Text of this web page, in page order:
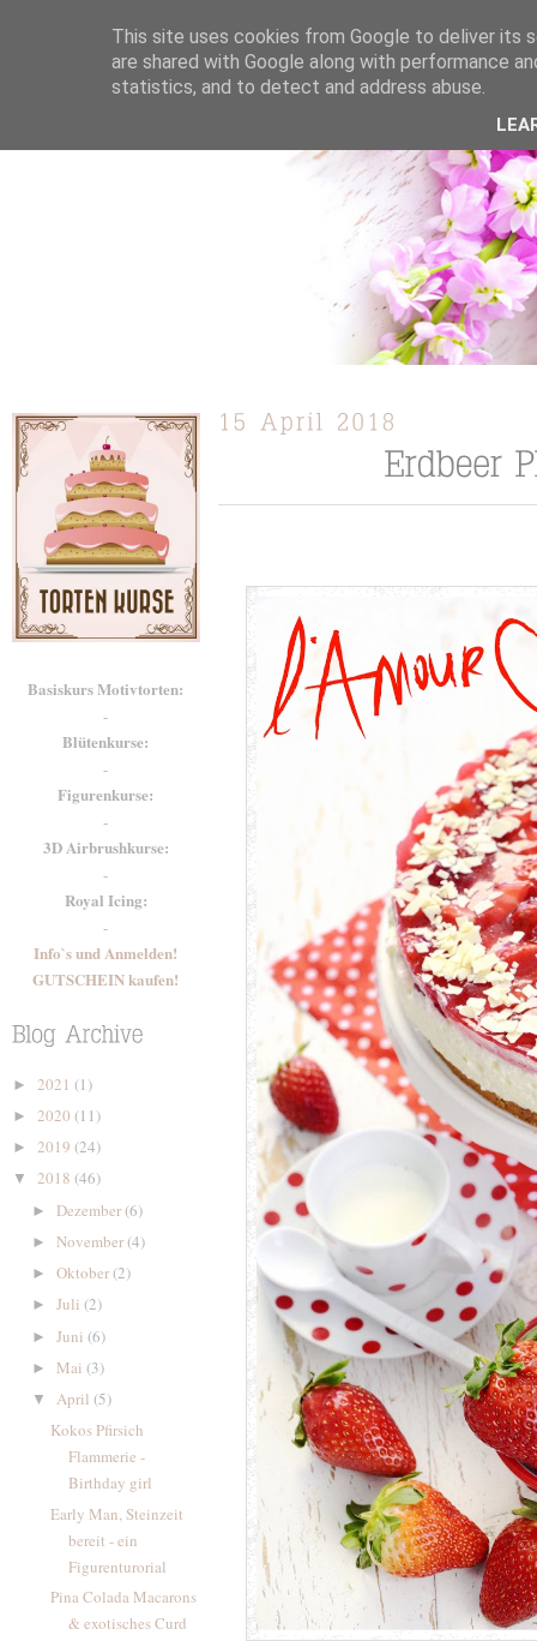
ÜBER MICH KOOPERATION TORTEN / KUCHEN /
Basiskurs Motivtorten:
-
Blütenkurse:
-
Figurenkurse:
-
3D Airbrushkurse:
-
Royal Icing:
-
Info`s und Anmelden!
GUTSCHEIN kaufen!
► 2021 (1)
► 2020 (11)
► 2019 (24)
▼ 2018 (46)
► Dezember(6)
► November(4)
► Oktober(2)
► Juli (2)
► Juni (6)
► Mai (3)
▼ April (5)
Kokos Pfirsich
Flammerie -
Birthday girl
Early Man, Steinzeit
bereit - ein
Figurenturorial
Pina Colada Macarons
& exotisches Curd
This site uses cookies from Google to deliver its
are shared with Google along with performance
statistics, and to detect and address abuse.